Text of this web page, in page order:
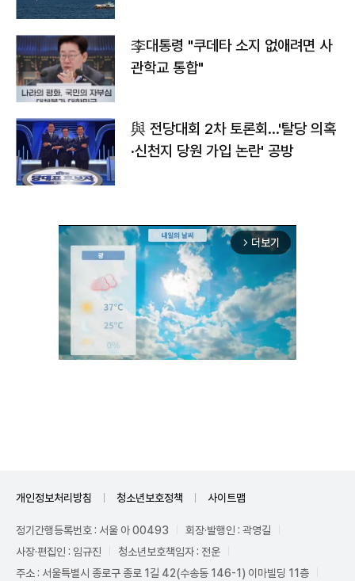
李대통령 "쿠데타 소지 없애려면 사
관학교 통합"
與 전당대회 2차 토론회…'탈당 의혹
·신천지 당원 가입 논란' 공방
arrow_forward_ios 더보기
개인정보처리방침 청소년보호정책 사이트맵
정기간행등록번호 : 서울 아 00493
회장·발행인 : 곽영길
사장·편집인 : 임규진
청소년보호책임자 : 전운
주소 : 서울특별시 종로구 종로 1길 42(수송동 146-1) 이마빌딩 11층